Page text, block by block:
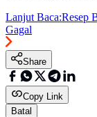
Lanjut Baca:Resep
Gagal
Share
Copy Link
Batal